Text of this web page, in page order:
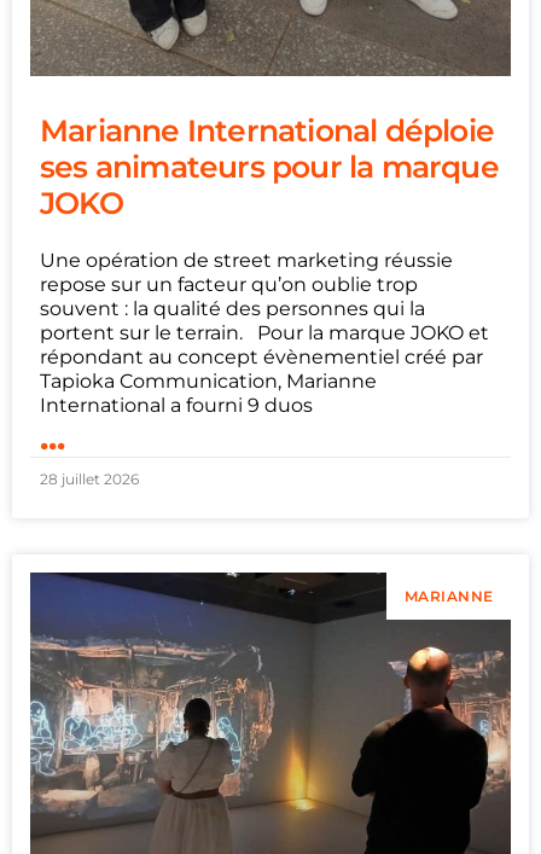
Marianne International déploie
ses animateurs pour la marque
JOKO
Une opération de street marketing réussie
repose sur un facteur qu’on oublie trop
souvent : la qualité des personnes qui la
portent sur le terrain. Pour la marque JOKO et
répondant au concept évènementiel créé par
Tapioka Communication, Marianne
International a fourni 9 duos
...
28 juillet 2026
MARIANNE